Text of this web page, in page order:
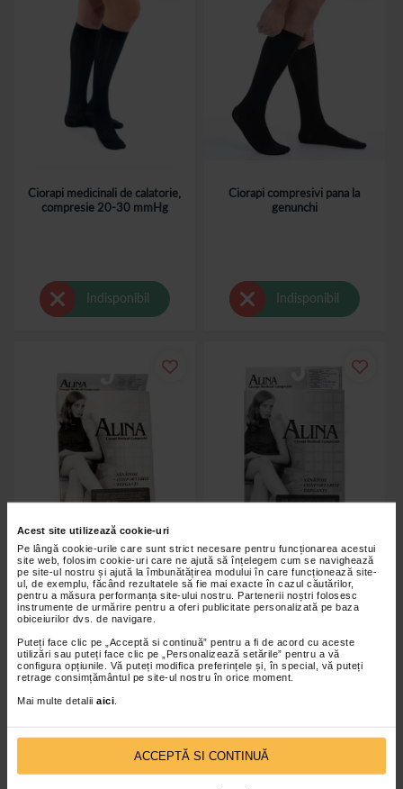
Acest site utilizează cookie-uri
Pe lângă cookie-urile care sunt strict necesare pentru funcționarea acestui
site web, folosim cookie-uri care ne ajută să înțelegem cum se navighează
pe site-ul nostru și ajută la îmbunătățirea modului în care funcționează site-
ul, de exemplu, făcând rezultatele să fie mai exacte în cazul căutărilor,
pentru a măsura performanța site-ului nostru. Partenerii noștri folosesc
instrumente de urmărire pentru a oferi publicitate personalizată pe baza
obiceiurilor dvs. de navigare.
Puteți face clic pe „Acceptă si continuă” pentru a fi de acord cu aceste
utilizări sau puteți face clic pe „Personalizează setările” pentru a vă
configura opțiunile. Vă puteți modifica preferințele și, în special, vă puteți
retrage consimțământul pe site-ul nostru în orice moment.
Mai multe detalii aici
ACCEPTĂ SI CONTINUĂ
Ciorapi medicinali de calatorie,
compresie 20-30 mmHg
Indisponibil
Ciorapi compresivi pana la
genunchi
Indisponibil
Ciorapi compresivi medicinali cu
banda adeziva 15/20 mmHg
Indisponibil
Ciorapi medicinali compresivi
15/20 mmHg
Indisponibil